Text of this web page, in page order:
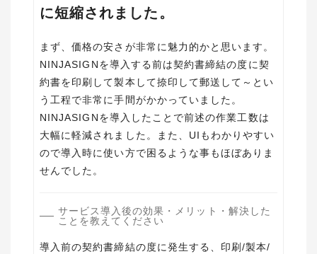
に短縮されました。
まず、価格の安さが非常に魅力的かと思います。
NINJASIGNを導入する前は契約書締結の度に契
約書を印刷して製本して捺印して郵送して～とい
う工程で非常に手間がかかっていました。
NINJASIGNを導入したことで前述の作業工数は
大幅に軽減されました。また、UIもわかりやすい
ので導入時に使い方で困るような事もほぼありま
せんでした。
サービス導入後の効果・メリット・解決した
ことを教えてください
導入前の契約書締結の度に発生する、印刷/製本/